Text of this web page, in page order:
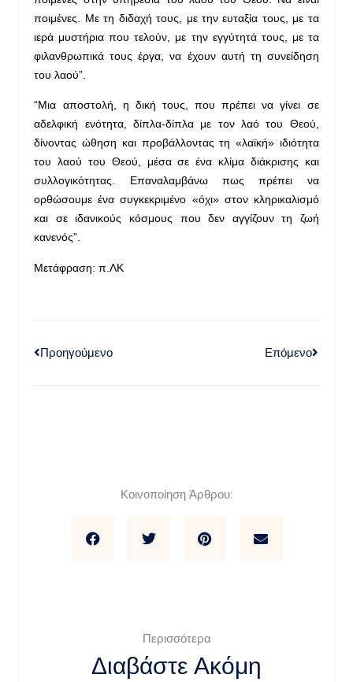
ποιμένες. Με τη διδαχή τους, με την ευταξία τους, με τα
ιερά μυστήρια που τελούν, με την εγγύτητά τους, με τα
φιλανθρωπικά τους έργα, να έχουν αυτή τη συνείδηση
του λαού”.
“Μια αποστολή, η δική τους, που πρέπει να γίνει σε
αδελφική ενότητα, δίπλα-δίπλα με τον λαό του Θεού,
δίνοντας ώθηση και προβάλλοντας τη «λαϊκή» ιδιότητα
του λαού του Θεού, μέσα σε ένα κλίμα διάκρισης και
συλλογικότητας. Επαναλαμβάνω πως πρέπει να
ορθώσουμε ένα συγκεκριμένο «όχι» στον κληρικαλισμό
και σε ιδανικούς κόσμους που δεν αγγίζουν τη ζωή
κανενός”.
Μετάφραση: π.ΛΚ
Προηγούμενο Επόμενο
Κοινοποίηση Άρθρου:
Περισσότερα
Διαβάστε Ακόμη